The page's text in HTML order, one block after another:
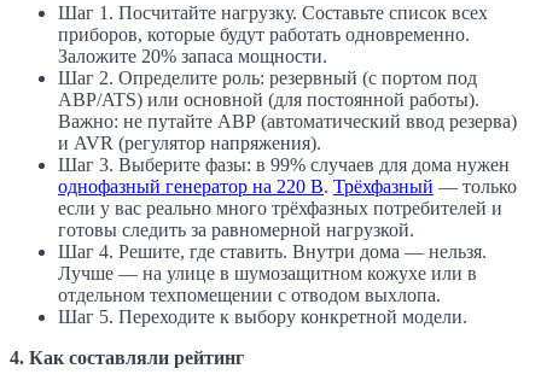
Шаг 1. Посчитайте нагрузку. Составьте список всех
приборов, которые будут работать одновременно.
Заложите 20% запаса мощности.
Шаг 2. Определите роль: резервный (с портом под
АВР/ATS) или основной (для постоянной работы).
Важно: не путайте АВР (автоматический ввод резерва)
и AVR (регулятор напряжения).
Шаг 3. Выберите фазы: в 99% случаев для дома нужен
однофазный генератор на 220 В. Трёхфазный — только
если у вас реально много трёхфазных потребителей и
готовы следить за равномерной нагрузкой.
Шаг 4. Решите, где ставить. Внутри дома — нельзя.
Лучше — на улице в шумозащитном кожухе или в
отдельном техпомещении с отводом выхлопа.
Шаг 5. Переходите к выбору конкретной модели.
4. Как составляли рейтинг